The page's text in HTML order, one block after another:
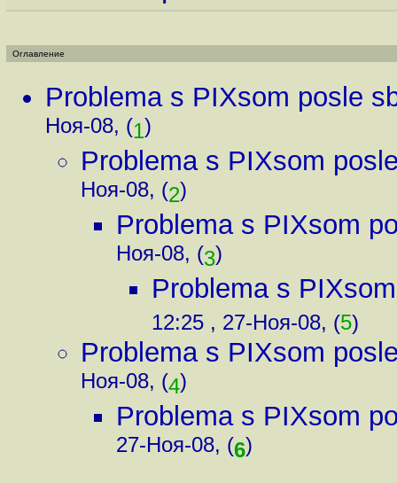
Оглавление
Problema s PIXsom posle
Ноя-08, (1)
Problema s PIXsom
Ноя-08, (2)
Problema s PIXsom
Ноя-08, (3)
Problema s
12:25 , 27-Ноя-08, (5)
Problema s PIXsom
Ноя-08, (4)
Problema s PIXsom
27-Ноя-08, (6)